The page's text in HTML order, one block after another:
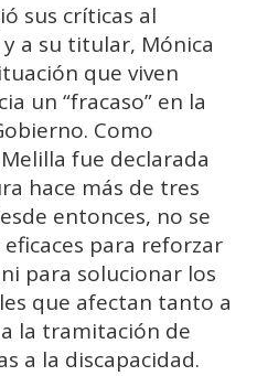
sus críticas al
a su titular, Mónica
que viven
un “fracaso” en la
Como
fue declarada
hace más de tres
entonces, no se
para reforzar
para solucionar los
que afectan tanto a
la tramitación de
a la discapacidad.